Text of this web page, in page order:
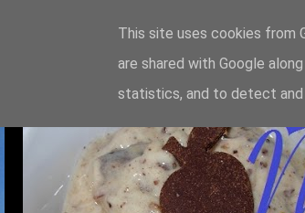
This site uses cookies from
are shared with Google
statistics, and to detect and